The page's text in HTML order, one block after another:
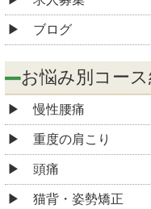
ブログ
お悩み別コー
慢性腰痛
重度の肩こり
頭痛
猫背・姿勢矯正